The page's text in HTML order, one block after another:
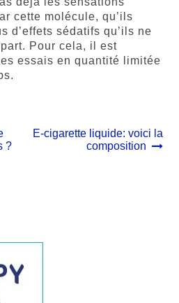
cette molécule, qu’ils
d’effets sédatifs qu’ils ne
Pour cela, il est
essais en quantité limitée
?
Article
E-cigarette liquide: voici la
composition